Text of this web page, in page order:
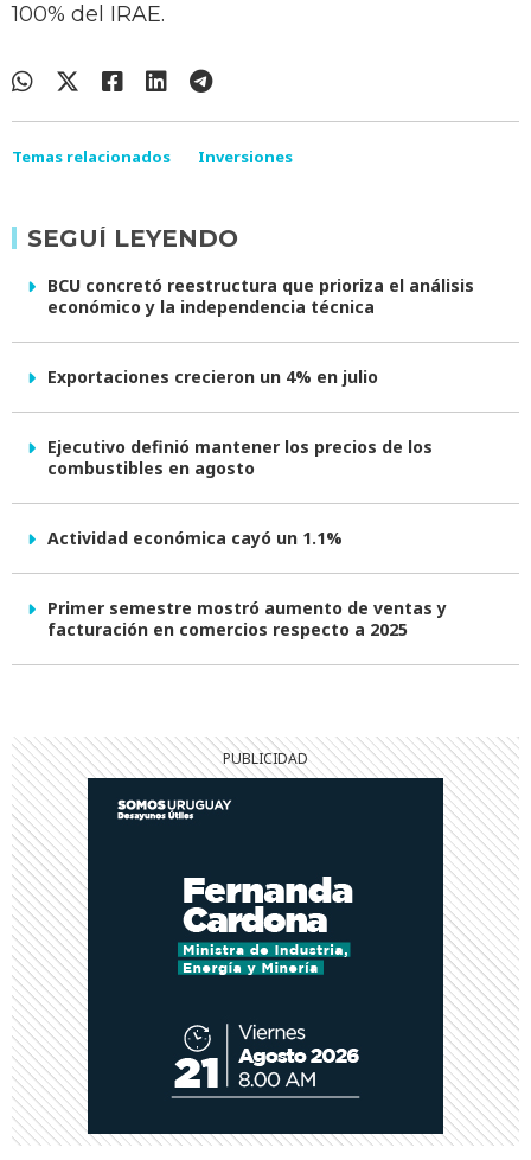
100% del IRAE.
Temas relacionados Inversiones
SEGUÍ LEYENDO
BCU concretó reestructura que prioriza el análisis
económico y la independencia técnica
Exportaciones crecieron un 4% en julio
Ejecutivo definió mantener los precios de los
combustibles en agosto
Actividad económica cayó un 1.1%
Primer semestre mostró aumento de ventas y
facturación en comercios respecto a 2025